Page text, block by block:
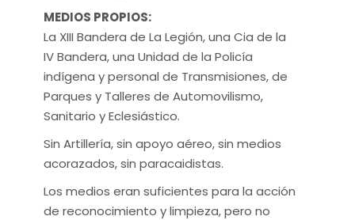
MEDIOS PROPIOS:
La XIII Bandera de La Legión, una Cia de la
IV Bandera, una Unidad de la Policía
indígena y personal de Transmisiones, de
Parques y Talleres de Automovilismo,
Sanitario y Eclesiástico.
Sin Artillería, sin apoyo aéreo, sin medios
acorazados, sin paracaidistas.
Los medios eran suficientes para la acción
de reconocimiento y limpieza, pero no